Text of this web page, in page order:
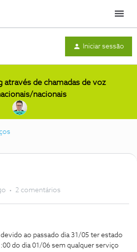
Menu
Iniciar sessão
através de chamadas de voz
nacionais
2 comentários
ao passado dia 31/05 ter estado
do dia 01/06 sem qualquer serviço